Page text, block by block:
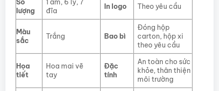
Số
lượng
1 ấm, 6 ly, 7
đĩa
In logo Theo yêu cầu
Màu
sắc
Trắng Bao bì
Đóng hộp
carton, hộp xi
theo yêu cầu
Họa
tiết
Hoa mai vẽ
tay
Đặc
tính
An toàn cho sức
khỏe, thân thiện
môi trường